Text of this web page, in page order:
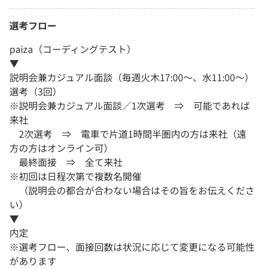
選考フロー
paiza（コーディングテスト）
▼
説明会兼カジュアル面談（毎週火木17:00～、水11:00～）
選考（3回）
※説明会兼カジュアル面談／1次選考 ⇒ 可能であれば
来社
2次選考 ⇒ 電車で片道1時間半圏内の方は来社（遠
方の方はオンライン可）
最終面接 ⇒ 全て来社
※初回は日程次第で複数名開催
（説明会の都合が合わない場合はその旨をお伝えくださ
い）
▼
内定
※選考フロー、面接回数は状況に応じて変更になる可能性
があります